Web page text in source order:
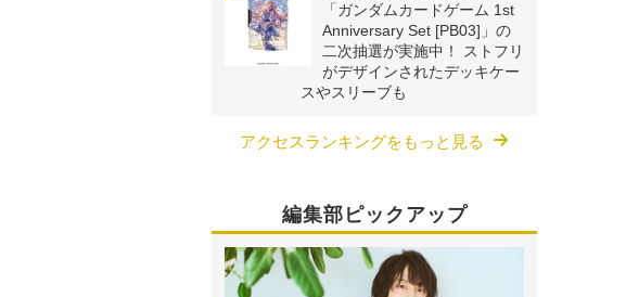
「ガンダムカードゲーム 1st
Anniversary Set [PB03]」の
二次抽選が実施中！ ストフリ
がデザインされたデッキケー
スやスリーブも
アクセスランキングをもっと見る
編集部ピックアップ